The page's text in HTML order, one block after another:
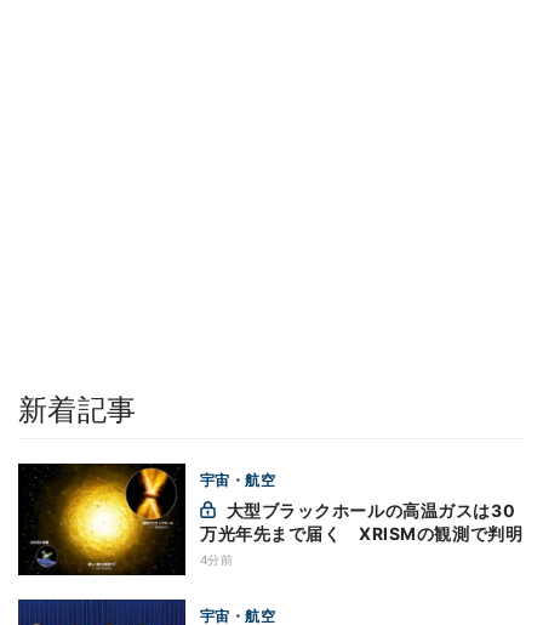
新着記事
宇宙・航空
万光年先まで届く XRISMの観測で判明
4分前
宇宙・航空